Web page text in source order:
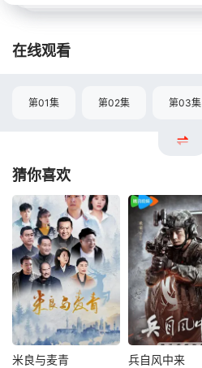
在线观看
第01集 第02集 第03集
猜你喜欢
米良与麦青 兵自风中来